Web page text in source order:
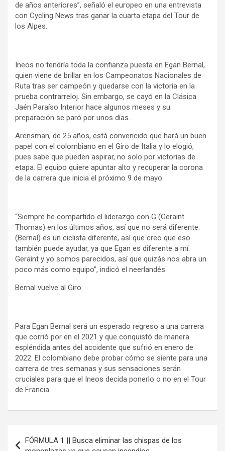
de años anteriores”, señaló el europeo en una entrevista
con Cycling News tras ganar la cuarta etapa del Tour de
los Alpes.
Ineos no tendría toda la confianza puesta en Egan Bernal,
quien viene de brillar en los Campeonatos Nacionales de
Ruta tras ser campeón y quedarse con la victoria en la
prueba contrarreloj. Sin embargo, se cayó en la Clásica
Jaén Paraíso Interior hace algunos meses y su
preparación se paró por unos días.
Arensman, de 25 años, está convencido que hará un buen
papel con el colombiano en el Giro de Italia y lo elogió,
pues sabe que pueden aspirar, no solo por victorias de
etapa. El equipo quiere apuntar alto y recuperar la corona
de la carrera que inicia el próximo 9 de mayo.
“Siempre he compartido el liderazgo con G (Geraint
Thomas) en los últimos años, así que no será diferente.
(Bernal) es un ciclista diferente, así que creo que eso
también puede ayudar, ya que Egan es diferente a mí.
Geraint y yo somos parecidos, así que quizás nos abra un
poco más como equipo”, indicó el neerlandés.
Bernal vuelve al Giro
Para Egan Bernal será un esperado regreso a una carrera
que corrió por en el 2021 y que conquistó de manera
espléndida antes del accidente que sufrió en enero de
2022. El colombiano debe probar cómo se siente para una
carrera de tres semanas y sus sensaciones serán
cruciales para que el Ineos decida ponerlo o no en el Tour
de Francia.
Navegación
FÓRMULA 1 || Busca eliminar las chispas de los